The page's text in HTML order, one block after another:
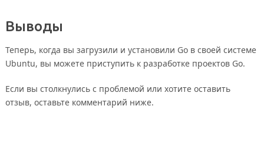
Выводы
Теперь, когда вы загрузили и установили Go в своей системе
Ubuntu, вы можете приступить к разработке проектов Go.
Если вы столкнулись с проблемой или хотите оставить
отзыв, оставьте комментарий ниже.